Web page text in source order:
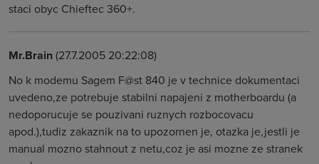
staci obyc Chieftec 360+.
Mr.Brain(27.7.2005 20:22:08)
No k modemu Sagem F@st 840 je v technice dokumentaci
uvedeno,ze potrebuje stabilni napajeni z motherboardu (a
nedoporucuje se pouzivani ruznych rozbocovacu
apod.),tudiz zakaznik na to upozornen je, otazka je,jestli je
manual mozno stahnout z netu,coz je asi mozne ze stranek